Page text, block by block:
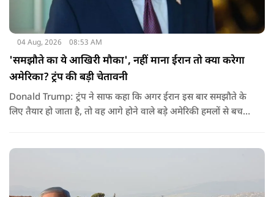
04 Aug, 2026 08:53 AM
'समझौते का ये आखिरी मौका', नहीं माना ईरान तो क्या करेगा
अमेरिका? ट्रंप की बड़ी चेतावनी
Donald Trump: ट्रंप ने साफ कहा कि अगर ईरान इस बार समझौते के
लिए तैयार हो जाता है, तो वह आगे होने वाले बड़े अमेरिकी हमलों से बच